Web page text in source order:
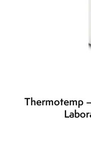
Thermotemp